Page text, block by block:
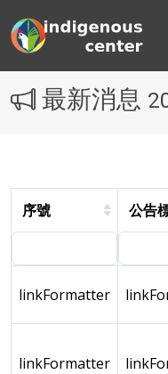
最新消息
序號 公告
linkFormatter
linkFormatter